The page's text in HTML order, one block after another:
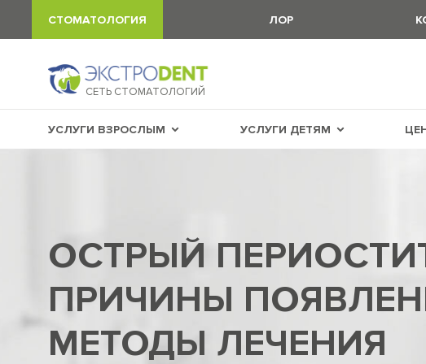
СТОМАТОЛОГИЯ ЛОР
СЕТЬ СТОМАТОЛОГИЙ
УСЛУГИ ВЗРОСЛЫМ УСЛУГИ ДЕТЯМ
ОСТРЫЙ
ПРИЧИНЫ
МЕТОДЫ ЛЕЧЕНИЯ